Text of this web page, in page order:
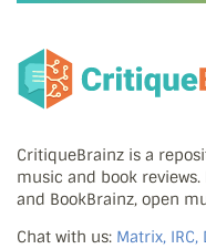
CritiqueBrainz is a
music and book
and BookBrainz, open
Chat with us: Matrix, IRC,